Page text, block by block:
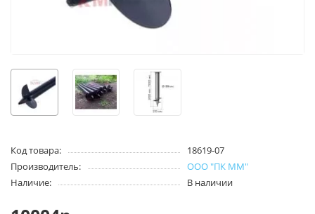
Код товара:
18619-07
Производитель:
ООО "ПК ММ"
Наличие:
В наличии